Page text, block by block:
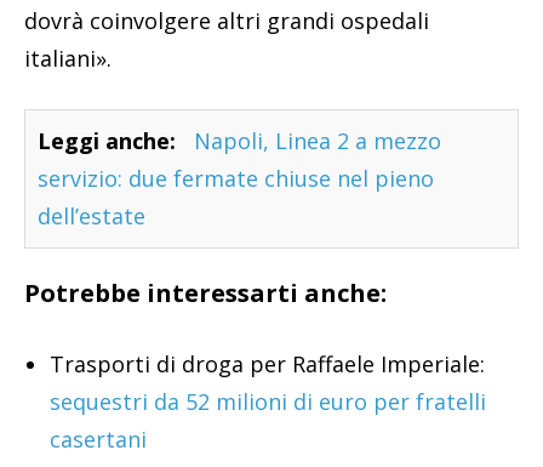
dovrà coinvolgere altri grandi ospedali
italiani».
Leggi anche:
Napoli, Linea 2 a mezzo
servizio: due fermate chiuse nel pieno
dell’estate
Potrebbe interessarti anche:
Trasporti di droga per Raffaele Imperiale:
sequestri da 52 milioni di euro per fratelli
casertani